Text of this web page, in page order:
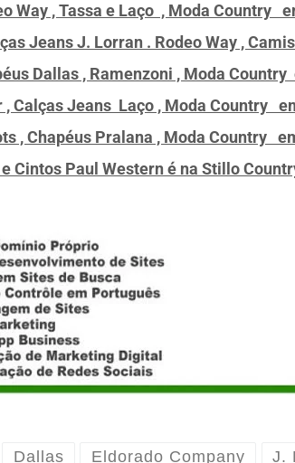
Way , Tassa e Laço , Moda Country
Jeans J. Lorran . Rodeo Way ,
Dallas , Ramenzoni , Moda
, Calças Jeans Laço , Moda Country
, Chapéus Pralana , Moda Country
e Cintos Paul Western é na Stillo
Dallas Eldorado Company J.